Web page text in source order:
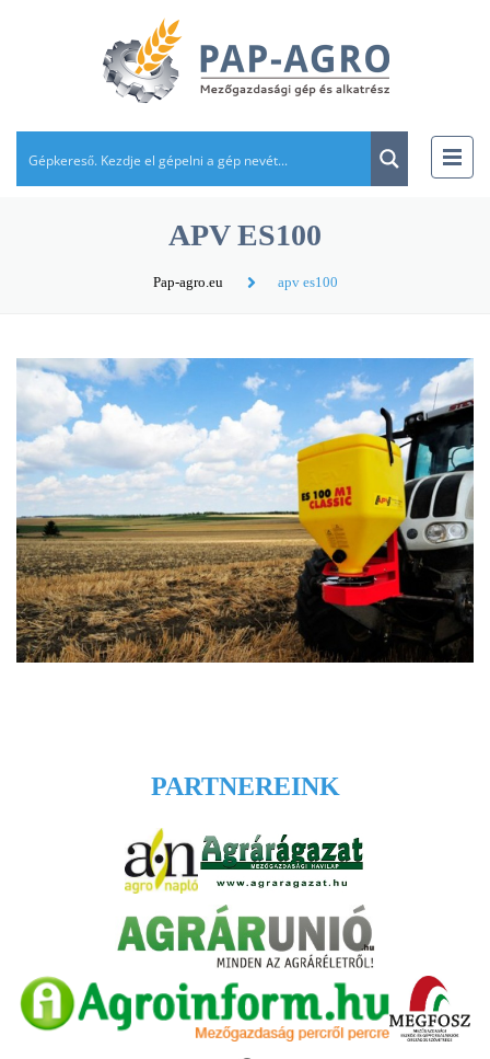
APV ES100
Pap-agro.eu apv es100
PARTNEREINK